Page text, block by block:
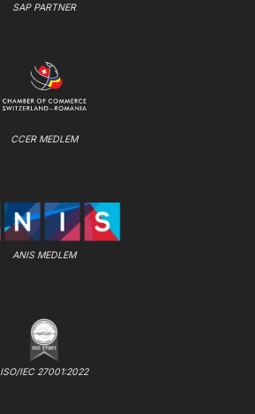
SAP PARTNER
CCER MEDLEM
ANIS MEDLEM
ISO/IEC 27001:2022